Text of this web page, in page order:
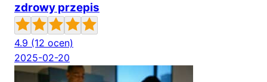
zdrowy przepis
4.9 (12 ocen)
2025-02-20